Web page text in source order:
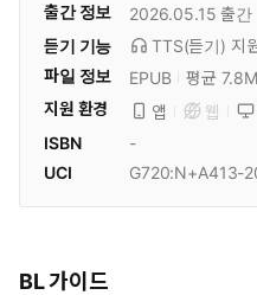
출간 정보
2026.05.15 출간
듣기 기능
TTS(듣기) 지
파일 정보
EPUB
평균
지원 환경
앱 웹
ISBN
-
UCI
G720:N+A413-
BL 가이드